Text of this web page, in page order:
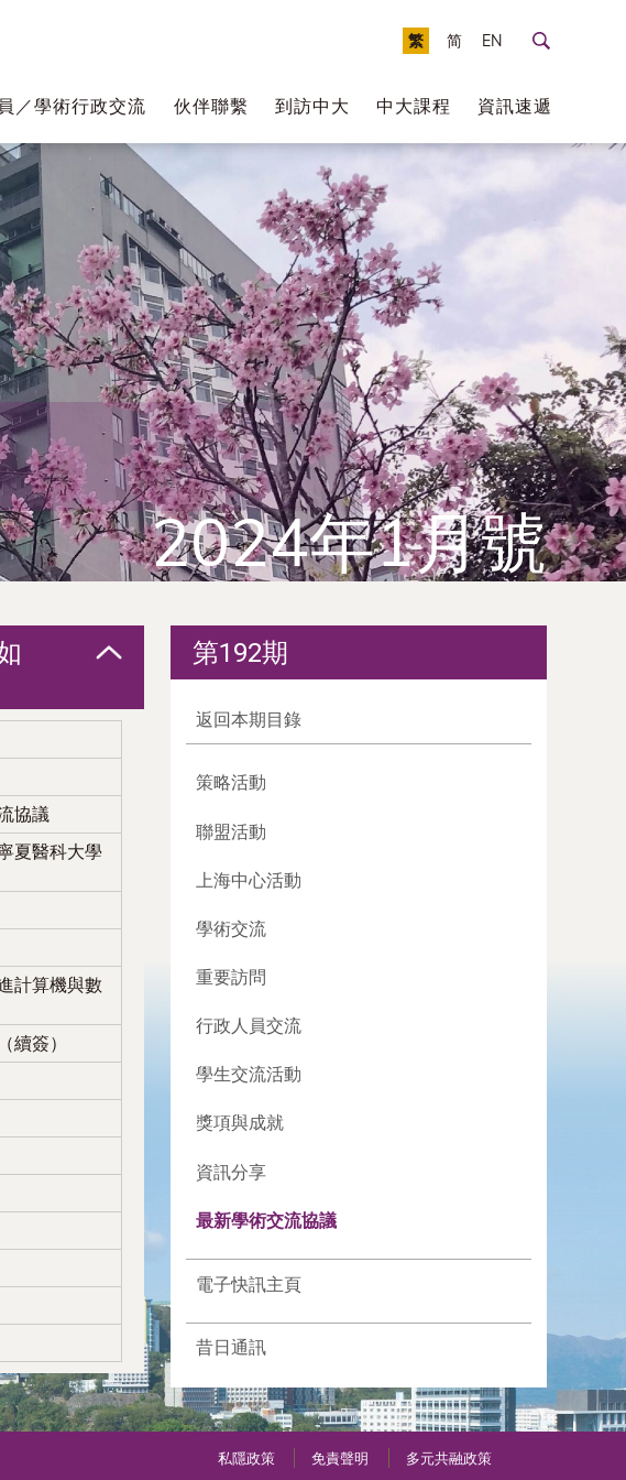
EN
繁 简
／學術行政交流 伙伴聯繫 到訪中大 中大課程 資訊速遞
2024年1月號
協議
夏醫科大學
計算機與數
續簽）
第192期
返回本期目錄
策略活動
聯盟活動
上海中心活動
學術交流
重要訪問
行政人員交流
學生交流活動
獎項與成就
資訊分享
最新學術交流協議
電子快訊主頁
昔日通訊
私隱政策 免責聲明 多元共融政策